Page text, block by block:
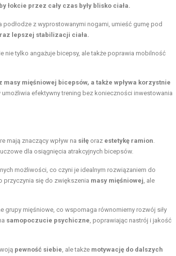
łokcie przez cały czas były blisko ciała.
podłodze z wyprostowanymi nogami, umieść gumę pod
lepszej stabilizacji ciała.
nie tylko angażuje bicepsy, ale także poprawia mobilność
mięśniowej bicepsów, a także wpływa korzystnie
efektywny trening bez konieczności inwestowania
mają znaczący wpływ na siłę oraz estetykę ramion.
dla osiągnięcia atrakcyjnych bicepsów.
możliwości, co czyni je idealnym rozwiązaniem do
przyczynia się do zwiększenia masy mięśniowej, ale
grupy mięśniowe, co wspomaga równomierny rozwój siły
samopoczucie psychiczne, poprawiając nastrój i jakość
pewność siebie, ale także motywację do dalszych